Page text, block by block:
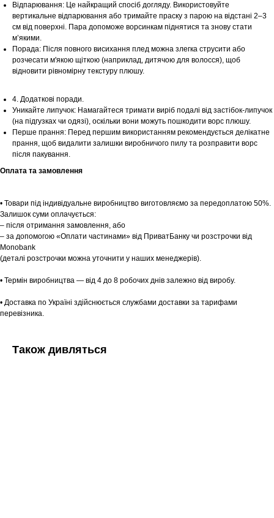
Відпарювання: Це найкращий спосіб догляду. Використовуйте
вертикальне відпарювання або тримайте праску з парою на відстані 2–3
см від поверхні. Пара допоможе ворсинкам піднятися та знову стати
м’якими.
Порада: Після повного висихання плед можна злегка струсити або
розчесати м'якою щіткою (наприклад, дитячою для волосся), щоб
відновити рівномірну текстуру плюшу.
4. Додаткові поради.
Уникайте липучок: Намагайтеся тримати виріб подалі від застібок-липучок
(на підгузках чи одязі), оскільки вони можуть пошкодити ворс плюшу.
Перше прання: Перед першим використанням рекомендується делікатне
прання, щоб видалити залишки виробничого пилу та розправити ворс
після пакування.
Оплата та замовлення
• Товари під індивідуальне виробництво виготовляємо за передоплатою 50%.
Залишок суми оплачується:
– після отримання замовлення, або
– за допомогою «Оплати частинами» від ПриватБанку чи розстрочки від
Monobank
(деталі розстрочки можна уточнити у наших менеджерів).
• Термін виробництва — від 4 до 8 робочих днів залежно від виробу.
• Доставка по Україні здійснюється службами доставки за тарифами
перевізника.
Також дивляться
Шоурум
Tekstura
для вас
Записатися